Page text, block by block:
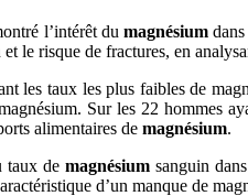
l’intérêt dumagnésium
le risque de fractures, en
les taux les plus faibles de
Sur les 22 hommes
alimentaires de magnésium.
taux de magnésiumsanguin
d’un manque de